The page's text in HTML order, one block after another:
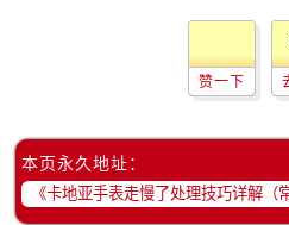
赞一下
本页永久地址：